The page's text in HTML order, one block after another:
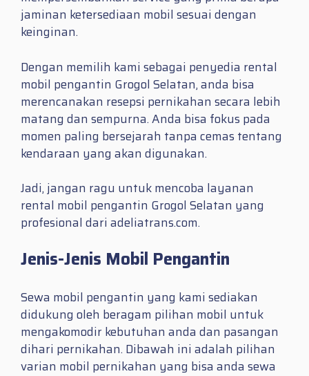
jaminan ketersediaan mobil sesuai dengan
keinginan.
Dengan memilih kami sebagai penyedia rental
mobil pengantin Grogol Selatan, anda bisa
merencanakan resepsi pernikahan secara lebih
matang dan sempurna. Anda bisa fokus pada
momen paling bersejarah tanpa cemas tentang
kendaraan yang akan digunakan.
Jadi, jangan ragu untuk mencoba layanan
rental mobil pengantin Grogol Selatan yang
profesional dari adeliatrans.com.
Jenis-Jenis Mobil Pengantin
Sewa mobil pengantin yang kami sediakan
didukung oleh beragam pilihan mobil untuk
mengakomodir kebutuhan anda dan pasangan
dihari pernikahan. Dibawah ini adalah pilihan
varian mobil pernikahan yang bisa anda sewa